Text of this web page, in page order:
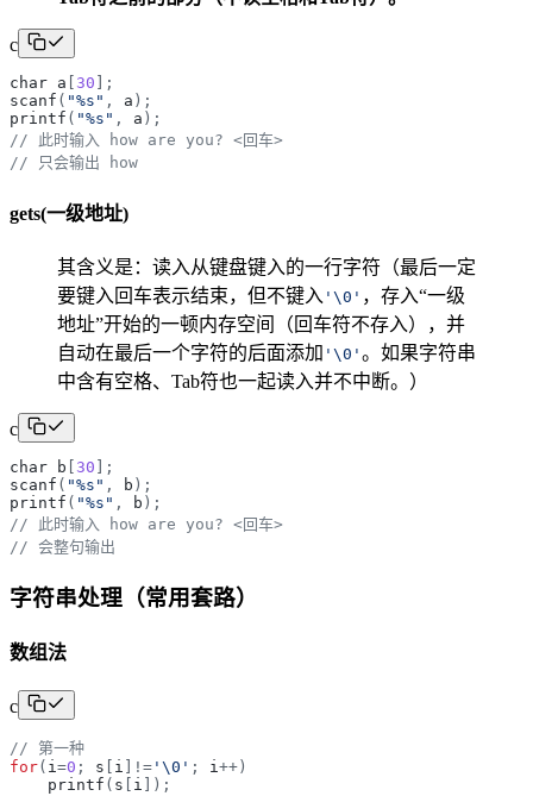
c
char a [ 30 ] ;
scanf ( "%s " , a ) ;
printf ( "%s " , a ) ;
// 此时输入 how are you? <回车>
// 只会输出 how
gets(一级地址)
其含义是：读入从键盘键入的一行字符（最后一定
要键入回车表示结束，但不键入 ' \0 ' ，存入“一级
地址”开始的一顿内存空间（回车符不存入），并
自动在最后一个字符的后面添加 ' \0 ' 。如果字符串
中含有空格、Tab符也一起读入并不中断。）
c
char b 30
;
scanf ( "%s " , b ) ;
printf ( "%s " , b ) ;
// 此时输入 how are you? <回车>
// 会整句输出
字符串处理（常用套路）
数组法
c
// 第一种
for( i=0 ; s i ! = ' \0 ' ; i++ )
printf ( s i ) ;